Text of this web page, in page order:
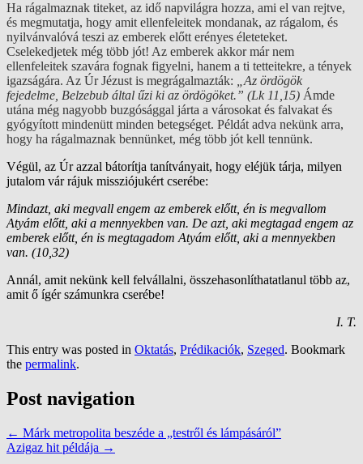
Ha rágalmaznak titeket, az idő napvilágra hozza, ami el van rejtve,
és megmutatja, hogy amit ellenfeleitek mondanak, az rágalom, és
nyilvánvalóvá teszi az emberek előtt erényes életeteket.
Cselekedjetek még több jót! Az emberek akkor már nem
ellenfeleitek szavára fognak figyelni, hanem a ti tetteitekre, a tények
igazságára. Az Úr Jézust is megrágalmazták:
„Az ördögök
fejedelme, Belzebub által űzi ki az ördögöket.” (Lk 11,15) Ámde
utána még nagyobb buzgósággal járta a városokat és falvakat és
gyógyított mindenütt minden betegséget. Példát adva nekünk arra,
hogy ha rágalmaznak bennünket, még több jót kell tennünk.
Végül, az Úr azzal bátorítja tanítványait, hogy eléjük tárja, milyen
jutalom vár rájuk missziójukért cserébe:
Mindazt, aki megvall engem az emberek előtt, én is megvallom
Atyám előtt, aki a mennyekben van. De azt, aki megtagad engem az
emberek előtt, én is megtagadom Atyám előtt, aki a mennyekben
van. (10,32)
Annál, amit nekünk kell felvállalni, összehasonlíthatatlanul több az,
amit ő ígér számunkra cserébe!
I. T.
This entry was posted in Oktatás, Prédikaciók, Szeged. Bookmark
the permalink.
Post navigation
← Márk metropolita beszéde a „testről és lámpásáról”
Azigaz hit példája →